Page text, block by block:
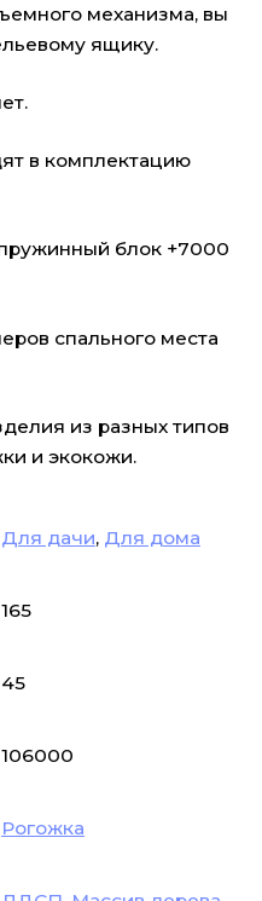
механизма, вы
ящику.
в комплектацию
блок +7000
спального места
из разных типов
и экокожи.
Для дачи, Для дома
165
45
106000
Рогожка